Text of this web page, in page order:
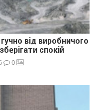
від виробничого
спокій
0